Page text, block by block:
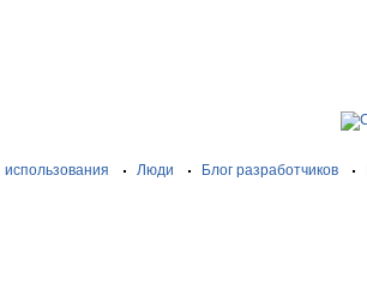
использования Люди Блог разработчиков